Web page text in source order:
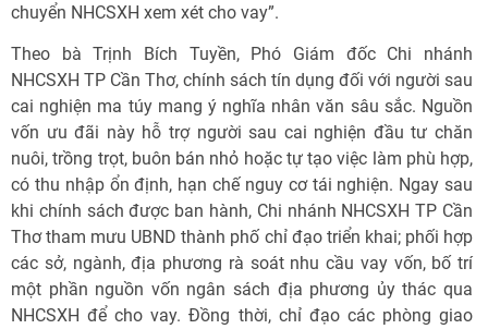
chuyển NHCSXH xem xét cho vay”.
Theo bà Trịnh Bích Tuyền, Phó Giám đốc Chi nhánh
NHCSXH TP Cần Thơ, chính sách tín dụng đối với người sau
cai nghiện ma túy mang ý nghĩa nhân văn sâu sắc. Nguồn
vốn ưu đãi này hỗ trợ người sau cai nghiện đầu tư chăn
nuôi, trồng trọt, buôn bán nhỏ hoặc tự tạo việc làm phù hợp,
có thu nhập ổn định, hạn chế nguy cơ tái nghiện. Ngay sau
khi chính sách được ban hành, Chi nhánh NHCSXH TP Cần
Thơ tham mưu UBND thành phố chỉ đạo triển khai; phối hợp
các sở, ngành, địa phương rà soát nhu cầu vay vốn, bố trí
một phần nguồn vốn ngân sách địa phương ủy thác qua
NHCSXH để cho vay. Đồng thời, chỉ đạo các phòng giao